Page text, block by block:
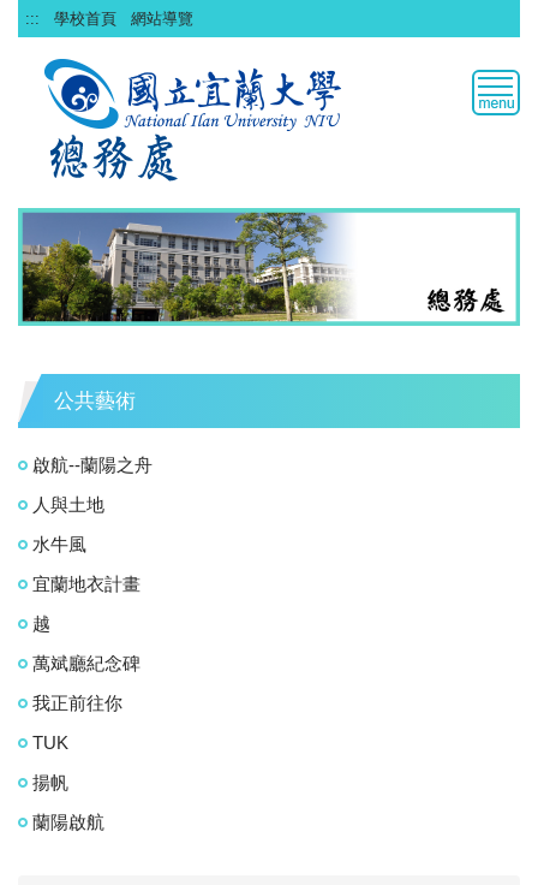
跳
到
::: 學校首頁 網站導覽
公共藝術
啟航--蘭陽之舟
人與土地
水牛風
宜蘭地衣計畫
越
萬斌廳紀念碑
我正前往你
TUK
揚帆
蘭陽啟航